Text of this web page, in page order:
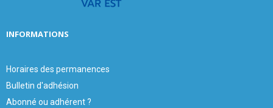
INFORMATIONS
Horaires des permanences
Bulletin d'adhésion
Abonné ou adhérent ?